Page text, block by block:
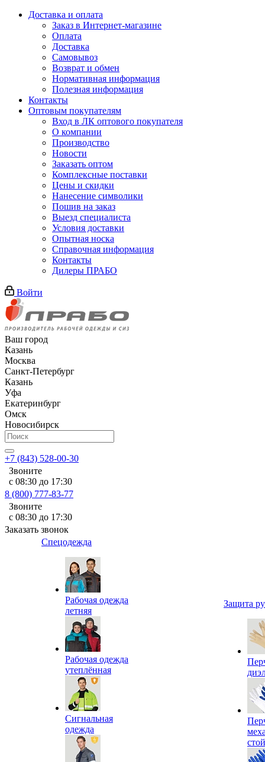
Доставка и оплата
Заказ в Интернет-магазине
Оплата
Доставка
Самовывоз
Возврат и обмен
Нормативная информация
Полезная информация
Контакты
Оптовым покупателям
Вход в ЛК оптового покупателя
О компании
Производство
Новости
Заказать оптом
Комплексные поставки
Цены и скидки
Нанесение символики
Пошив на заказ
Выезд специалиста
Условия доставки
Опытная носка
Справочная информация
Контакты
Дилеры ПРАБО
Войти
Ваш город
Казань
Москва
Санкт-Петербург
Казань
Уфа
Екатеринбург
Омск
Новосибирск
+7 (843) 528-00-30
Звоните
с 08:30 до 17:30
8 (800) 777-83-77
Звоните
с 08:30 до 17:30
Заказать звонок
Спецодежда
Рабочая одежда
летняя
Рабочая одежда
утеплённая
Сигнальная
одежда
Защита